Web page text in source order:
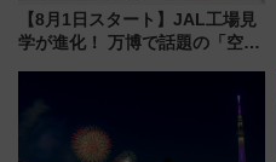
【8月1日スタート】JAL工場見
学が進化！ 万博で話題の「空飛